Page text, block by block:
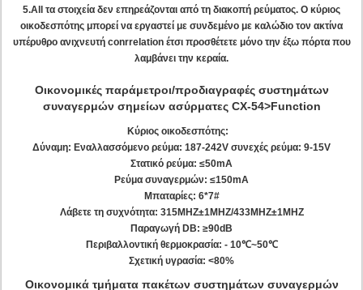
5.All τα στοιχεία δεν επηρεάζονται από τη διακοπή ρεύματος. Ο κύριος
οικοδεσπότης μπορεί να εργαστεί με συνδεμένο με καλώδιο τον ακτίνα
υπέρυθρο ανιχνευτή conrrelation έτσι προσθέτετε μόνο την έξω πόρτα που
λαμβάνει την κεραία.
Οικονομικές παράμετροι/προδιαγραφές συστημάτων
συναγερμών σημείων ασύρματες CX-54>Function
Κύριος οικοδεσπότης:
Δύναμη: Εναλλασσόμενο ρεύμα: 187-242V συνεχές ρεύμα: 9-15V
Στατικό ρεύμα: ≤50mA
Ρεύμα συναγερμών: ≤150mA
Μπαταρίες: 6*7#
Λάβετε τη συχνότητα: 315MHZ±1MHZ/433MHZ±1MHZ
Παραγωγή DB: ≥90dB
Περιβαλλοντική θερμοκρασία: - 10℃~50℃
Σχετική υγρασία: <80%
Οικονομικά τμήματα πακέτων συστημάτων συναγερμών